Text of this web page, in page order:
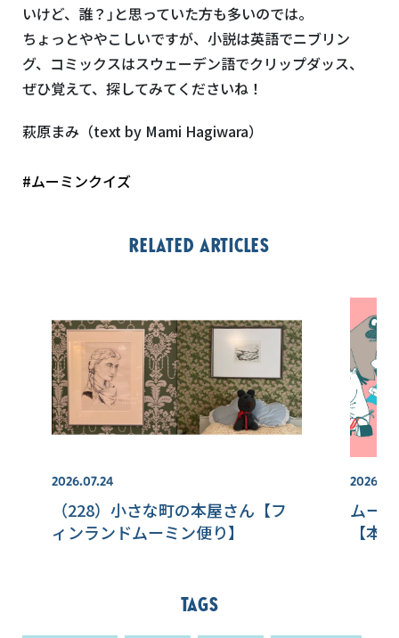
いけど、誰？｣と思っていた方も多いのでは。
ちょっとややこしいですが、小説は英語でニブリン
グ、コミックスはスウェーデン語でクリップダッス、
ぜひ覚えて、探してみてくださいね！
萩原まみ（text by Mami Hagiwara）
#ムーミンクイズ
Related articles
2026.07.24
（228）小さな町の本屋さん【フ
ィンランドムーミン便り】
ムー
【本
Tags